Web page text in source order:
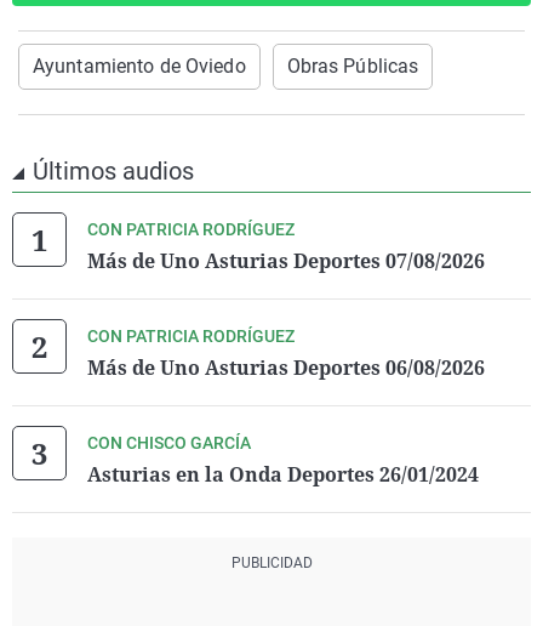
Ayuntamiento de Oviedo Obras Públicas
Últimos audios
CON PATRICIA RODRÍGUEZ
Más de Uno Asturias Deportes 07/08/2026
CON PATRICIA RODRÍGUEZ
Más de Uno Asturias Deportes 06/08/2026
CON CHISCO GARCÍA
Asturias en la Onda Deportes 26/01/2024